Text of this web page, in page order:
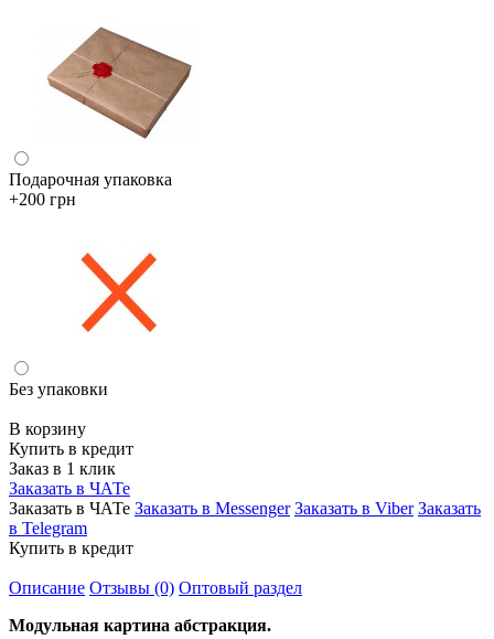
Подарочная упаковка
+200 грн
Без упаковки
В корзину
Купить в кредит
Заказ в 1 клик
Заказать в ЧАТе
Заказать в ЧАТе Заказать в Messenger Заказать в Viber Заказать
в Telegram
Купить в кредит
Описание Отзывы (0) Оптовый раздел
Модульная картина абстракция.